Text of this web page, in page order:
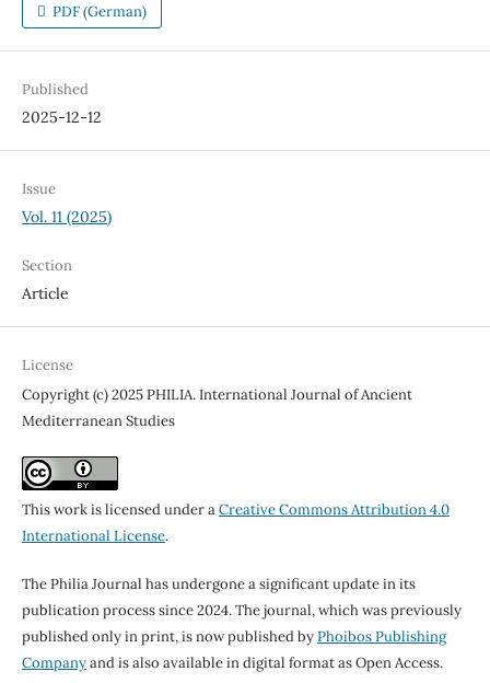
PDF (German)
Published
2025-12-12
Issue
Vol. 11 (2025)
Section
Article
License
Copyright (c) 2025 PHILIA. International Journal of Ancient
Mediterranean Studies
This work is licensed under aCreative Commons Attribution 4.0
International License.
The Philia Journal has undergone a significant update in its
publication process since 2024. The journal, which was previously
published only in print, is now published byPhoibos Publishing
Companyand is also available in digital format as Open Access.